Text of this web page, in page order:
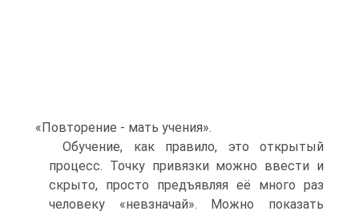
«Повторение - мать учения».
Обучение, как правило, это открытый
процесс. Точку привязки можно ввести и
скрыто, просто предъявляя её много раз
человеку «невзначай». Можно показать